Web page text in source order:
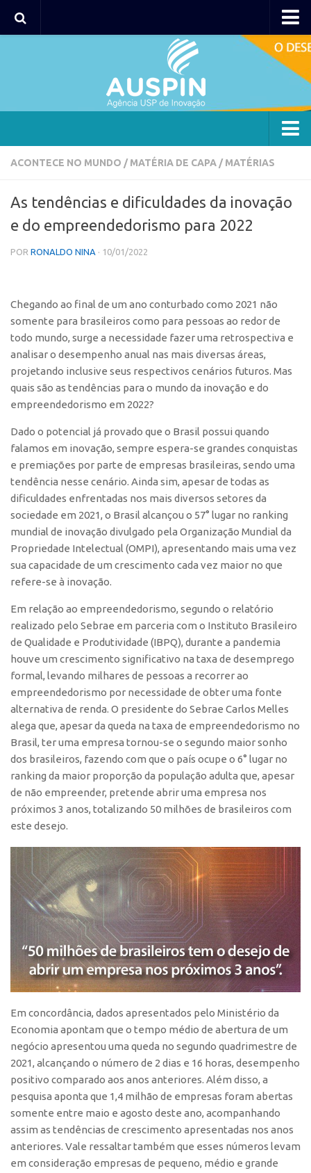
Agência
Coordenação
Polos
Polo Capital
Polo Ribeirão Preto
Polo São Carlos
Programas
Bolsa Empreendedorismo
Bolsa Startup USP
Conexão USP
Conexão Inter-USP
Leis e Normas
Inteligência Competitiva
Editais
Pesquisa na USP
CEPIDs
CEPIX
INCTs
PRPI/USP
Comunicação
Eventos
Agenda AUSPIN
Fala Inovação
Premiações
Edição 2025
Edição 2021
Edição 2019
Edição 2017
Inovação em Números
Propriedade Intelectual
Formas de Proteção
Patentes
Marcas
Softwares
Cultivares
Desenho Industrial
ACONTECE NO MUNDO / MATÉRIA DE CAPA / MATÉRIAS
As tendências e dificuldades da inovação
e do empreendedorismo para 2022
POR RONALDO NINA · 10/01/2022
Chegando ao final de um ano conturbado como 2021 não
somente para brasileiros como para pessoas ao redor de
todo mundo, surge a necessidade fazer uma retrospectiva e
analisar o desempenho anual nas mais diversas áreas,
projetando inclusive seus respectivos cenários futuros. Mas
quais são as tendências para o mundo da inovação e do
empreendedorismo em 2022?
Dado o potencial já provado que o Brasil possui quando
falamos em inovação, sempre espera-se grandes conquistas
e premiações por parte de empresas brasileiras, sendo uma
tendência nesse cenário. Ainda sim, apesar de todas as
dificuldades enfrentadas nos mais diversos setores da
sociedade em 2021, o Brasil alcançou o 57° lugar no ranking
mundial de inovação divulgado pela Organização Mundial da
Propriedade Intelectual (OMPI), apresentando mais uma vez
sua capacidade de um crescimento cada vez maior no que
refere-se à inovação.
Em relação ao empreendedorismo, segundo o relatório
realizado pelo Sebrae em parceria com o Instituto Brasileiro
de Qualidade e Produtividade (IBPQ), durante a pandemia
houve um crescimento significativo na taxa de desemprego
formal, levando milhares de pessoas a recorrer ao
empreendedorismo por necessidade de obter uma fonte
alternativa de renda. O presidente do Sebrae Carlos Melles
alega que, apesar da queda na taxa de empreendedorismo no
Brasil, ter uma empresa tornou-se o segundo maior sonho
dos brasileiros, fazendo com que o país ocupe o 6° lugar no
ranking da maior proporção da população adulta que, apesar
de não empreender, pretende abrir uma empresa nos
próximos 3 anos, totalizando 50 milhões de brasileiros com
este desejo.
Em concordância, dados apresentados pelo Ministério da
Economia apontam que o tempo médio de abertura de um
negócio apresentou uma queda no segundo quadrimestre de
2021, alcançando o número de 2 dias e 16 horas, desempenho
positivo comparado aos anos anteriores. Além disso, a
pesquisa aponta que 1,4 milhão de empresas foram abertas
somente entre maio e agosto deste ano, acompanhando
assim as tendências de crescimento apresentadas nos anos
anteriores. Vale ressaltar também que esses números levam
em consideração empresas de pequeno, médio e grande